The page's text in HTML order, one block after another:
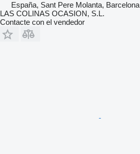
España, Sant Pere Molanta, Barcelona
LAS COLINAS OCASION, S.L.
Contacte con el vendedor